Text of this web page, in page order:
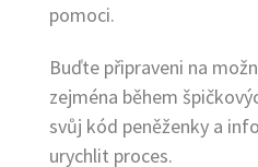
pomoci.
Buďte připraveni na
zejména během
svůj kód peněženky a
urychlit proces.